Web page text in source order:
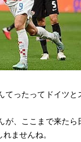
ったってドイツ
、ここまで来た
ませんね。